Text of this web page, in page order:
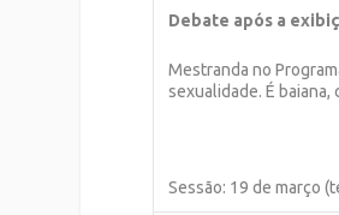
Debate após a
Mestranda no
sexualidade. É
Sessão: 19 de março